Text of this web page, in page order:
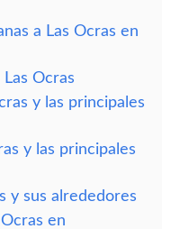
a Las Ocras en
Ocras
y las principales
y las principales
y sus alrededores
en